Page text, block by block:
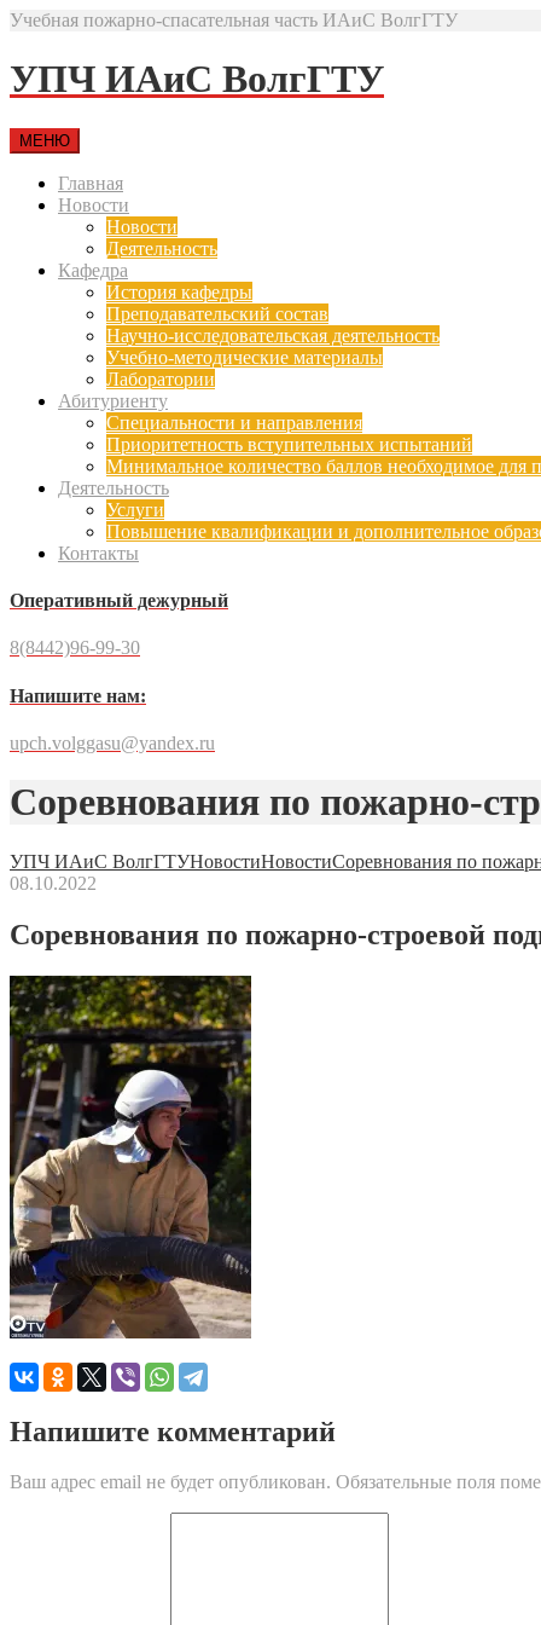
Учебная пожарно-спасательная часть ИАиС ВолгГТУ
УПЧ ИАиС ВолгГТУ
МЕНЮ
Главная
Новости
Новости
Деятельность
Кафедра
История кафедры
Преподавательский состав
Научно-исследовательская деятельность
Учебно-методические материалы
Лаборатории
Абитуриенту
Специальности и направления
Приоритетность вступительных испытаний
Минимальное количество баллов необходимое для
Деятельность
Услуги
Повышение квалификации и дополнительное
Контакты
Оперативный дежурный
8(8442)96-99-30
Напишите нам:
upch.volggasu@yandex.ru
Соревнования по пожарно-
УПЧ ИАиС ВолгГТУНовостиНовостиСоревнования по
08.10.2022
Соревнования по пожарно-строевой
Напишите комментарий
Ваш адрес email не будет опубликован. Обязательные поля